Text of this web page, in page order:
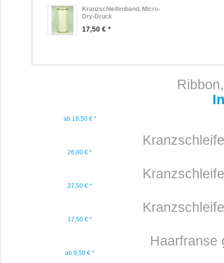
Kranzschleifenband, Micro-
Dry-Druck
17,50 € *
ab 16,50 € *
26,00 € *
27,50 € *
17,50 € *
Haarfranse
ab 9,50 € *